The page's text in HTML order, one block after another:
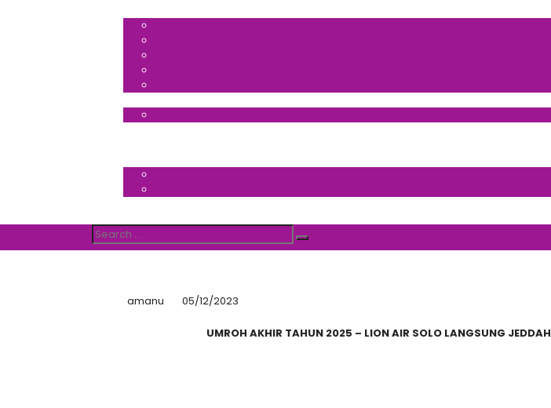
Search
for:
Search
amanu 05/12/2023
UMROH AKHIR TAHUN 2025 – LION AIR SOLO LANGSUNG JEDDAH